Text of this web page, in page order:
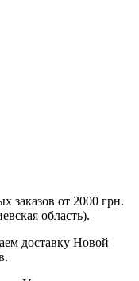
заказов от 2000 грн.
область).
доставку Новой